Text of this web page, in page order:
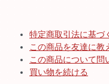
特定商取引法に基づ
この商品を友達に教
この商品について問
買い物を続ける